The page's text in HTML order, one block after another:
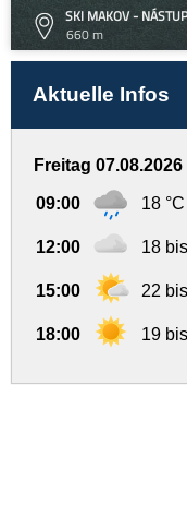
SKI MAKOV - NÁSTUP
660 m
Aktuelle Infos
Freitag
09:00 18 °C
12:00 18
15:00 22
18:00 19